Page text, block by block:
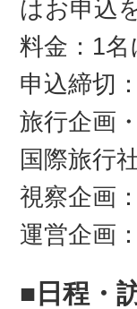
はお申込
料金：1
申込締切
旅行企画
国際旅行
視察企画
運営企画
■日程・